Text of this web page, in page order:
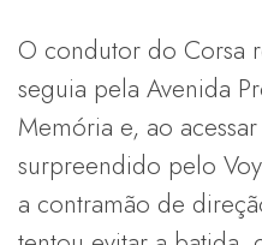
O condutor do Corsa
seguia pela Avenida
Memória e, ao
surpreendido pelo
a contramão de